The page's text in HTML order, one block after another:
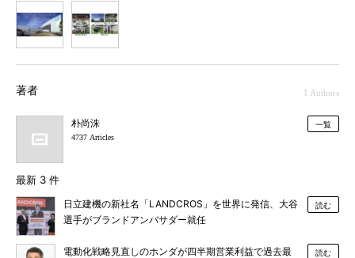
著者 1 Authors
朴尚洙
4737 Articles
一覧
最新 3 件
日立建機の新社名「LANDCROS」を世界に発信、大谷
選手がブランドアンバサダー就任
読む
電動化戦略見直しのホンダが四半期営業利益で過去最
読む